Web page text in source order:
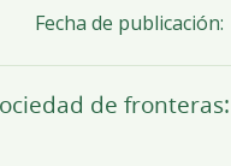
Fecha de publicación
de